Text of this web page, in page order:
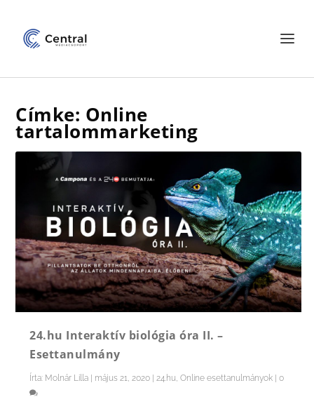
Címke: Online
tartalommarketing
24.hu Interaktív biológia óra II. –
Esettanulmány
Írta: Molnár Lilla május 21, 2020 |24.hu,Online esettanulmányok |0